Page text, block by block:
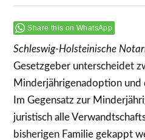
Share this on WhatsApp
Schleswig-Holsteinische
Gesetzgeber unterscheidet
Minderjährigenadoption
Im Gegensatz zur
juristisch alle
bisherigen Familie gekappt